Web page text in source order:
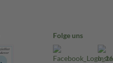
Folge uns